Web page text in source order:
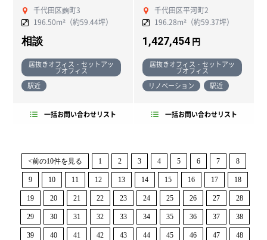
千代田区麴町3
196.50m²（約59.44坪）
相談
居抜きオフィス・セットアッ
プオフィス
駅近
一括お問い合わせリスト
千代田区平河町2
196.28m²（約59.37坪）
1,427,454 円
居抜きオフィス・セットアッ
プオフィス
リノベーション
駅近
一括お問い合わせリスト
<前の10件を見る 1 2 3 4 5 6 7 8
9 10 11 12 13 14 15 16 17 18
19 20 21 22 23 24 25 26 27 28
29 30 31 32 33 34 35 36 37 38
39 40 41 42 43 44 45 46 47 48